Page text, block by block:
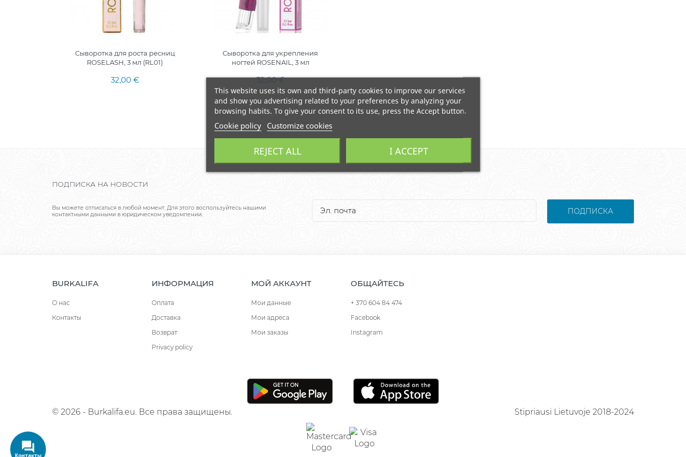
Сыворотка для роста ресниц
ROSELASH, 3 мл (RL01)
32,00 €
Сыворотка для укрепления
ногтей ROSENAIL, 3 мл
32,00 €
ПОДПИСКА НА НОВОСТИ
Вы можете отписаться в любой момент. Для этого воспользуйтесь нашими
контактными данными в юридическом уведомлении.
ПОДПИСКА
BURKALIFA
О нас
Контакты
ИНФОРМАЦИЯ
Оплата
Доставка
Возврат
Privacy policy
МОЙ АККАУНТ
Мои данные
Мои адреса
Мои заказы
ОБЩАЙТЕСЬ
+ 370 604 84 474
Facebook
Instagram
© 2026 - Burkalifa.eu. Все права защищены. Stipriausi Lietuvoje 2018-2024
This website uses its own and third-party cookies to improve our services
and show you advertising related to your preferences by analyzing your
browsing habits. To give your consent to its use, press the Accept button.
Cookie policy Customize cookies
REJECT ALL I ACCEPT
Контакты